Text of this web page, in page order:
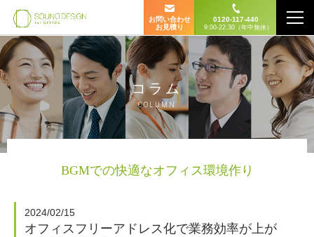
お問い合わせ
お見積り
0120-117-440
9:00-22:30（年中無休）
コラム
COLUMN
BGMでの快適なオフィス環境作り
2024/02/15
オフィスフリーアドレス化で業務効率が上が